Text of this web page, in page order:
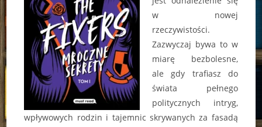
w nowej
rzeczywistości.
Zazwyczaj bywa to w
miarę bezbolesne,
ale gdy trafiasz do
świata pełnego
politycznych intryg,
wpływowych rodzin i tajemnic skrywanych za fasadą